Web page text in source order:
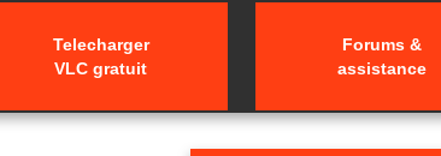
Telecharger
VLC gratuit
Forums &
assistance